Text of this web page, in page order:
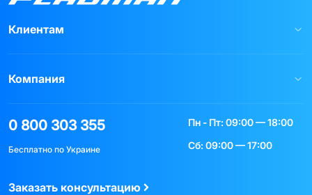
Клиентам
Компания
0 800 303 355
Бесплатно по Украине
Пн - Пт: 09:00 — 18:00
Сб: 09:00 — 17:00
Заказать консультацию